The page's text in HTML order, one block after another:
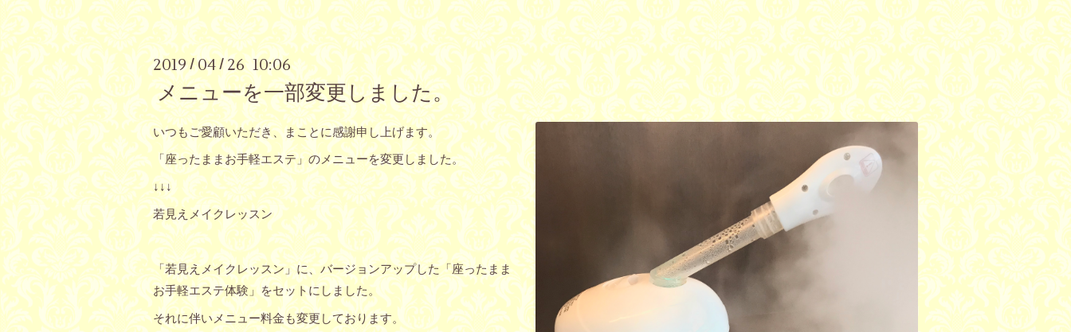
2019/04 /26 10:06
メニューを一部変更しました。
いつもご愛顧いただき、まことに感謝申し上げます。
「座ったままお手軽エステ」のメニューを変更しました。
↓↓↓
若見えメイクレッスン
「若見えメイクレッスン」に、バージョンアップした「座ったまま
お手軽エステ体験」をセットにしました。
それに伴いメニュー料金も変更しております。